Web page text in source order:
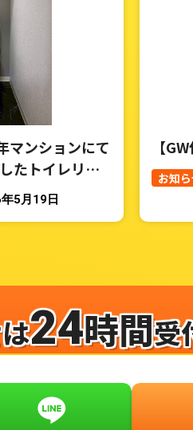
マンションにて
たトイレリフ
5月19日
【
お知
24時間受